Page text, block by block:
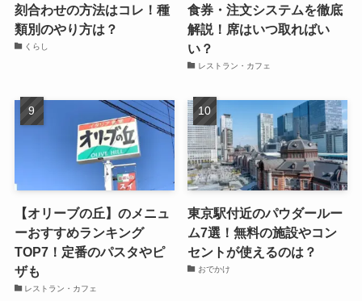
刻合わせの方法はコレ！種
類別のやり方は？
くらし
食券・注文システムを徹底
解説！席はいつ取ればい
い？
レストラン・カフェ
【オリーブの丘】のメニュ
ーおすすめランキング
TOP7！定番のパスタやピ
ザも
レストラン・カフェ
東京駅付近のパウダールー
ム7選！無料の施設やコン
セントが使えるのは？
おでかけ